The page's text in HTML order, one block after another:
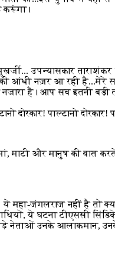
करूंगा।
उपन्यासकार
की आंधी नज़र आ रही है...मेरे
है। आप सब इतनी
पाल्टानो दोरकार!
माटी और मानुष की बात
ये महा-जंगलराज नहीं है तो
ये घटना टीएससी
नेताओं उनके आलाकमान, उनके